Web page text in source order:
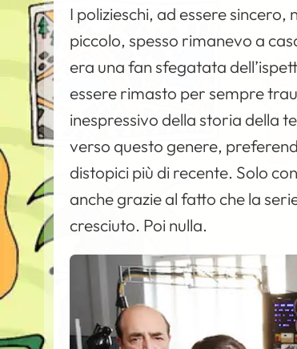
I polizieschi, ad essere
piccolo, spesso rimanevo a
era una fan sfegatata
essere rimasto per sempre
inespressivo della storia della
verso questo genere,
distopici più di recente. Solo
anche grazie al fatto che la
cresciuto. Poi nulla.